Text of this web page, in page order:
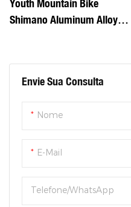
Envie Sua Consulta
Nome
E-Mail
Telefone/WhatsApp
Youth Mountain Bike
Shimano Aluminum Alloy